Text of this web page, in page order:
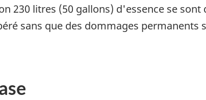
230 litres (50 gallons) d'essence se
sans que des dommages